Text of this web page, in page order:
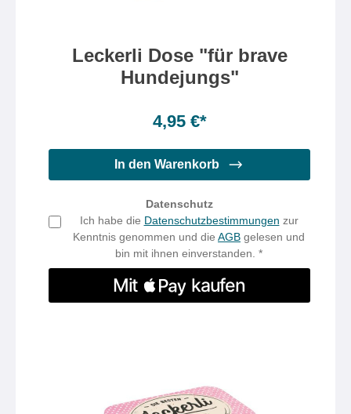
Leckerli Dose "für brave
Hundejungs"
4,95 €*
In den Warenkorb
Datenschutz
Ich habe die Datenschutzbestimmungen zur
Kenntnis genommen und die AGB gelesen und
bin mit ihnen einverstanden. *